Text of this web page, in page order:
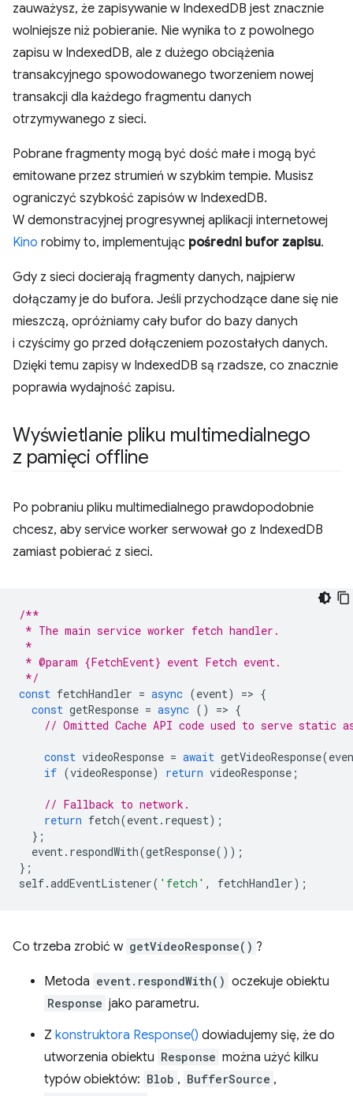
zauważysz, że zapisywanie w IndexedDB jest znacznie
wolniejsze niż pobieranie. Nie wynika to z powolnego
zapisu w IndexedDB, ale z dużego obciążenia
transakcyjnego spowodowanego tworzeniem nowej
transakcji dla każdego fragmentu danych
otrzymywanego z sieci.
Pobrane fragmenty mogą być dość małe i mogą być
emitowane przez strumień w szybkim tempie. Musisz
ograniczyć szybkość zapisów w IndexedDB.
W demonstracyjnej progresywnej aplikacji internetowej
Kino robimy to, implementując pośredni bufor zapisu.
Gdy z sieci docierają fragmenty danych, najpierw
dołączamy je do bufora. Jeśli przychodzące dane się nie
mieszczą, opróżniamy cały bufor do bazy danych
i czyścimy go przed dołączeniem pozostałych danych.
Dzięki temu zapisy w IndexedDB są rzadsze, co znacznie
poprawia wydajność zapisu.
Wyświetlanie pliku multimedialnego
z pamięci offline
Po pobraniu pliku multimedialnego prawdopodobnie
chcesz, aby service worker serwował go z IndexedDB
zamiast pobierać z sieci.
/**
* The main service worker fetch handler.
*
* @param {FetchEvent} event Fetch event.
*/
const fetchHandler = async (event) => {
const getResponse = async () => {
// Omitted Cache API code used to serve static
const videoResponse = await getVideoResponse(
if (videoResponse) return videoResponse ;
// Fallback to network.
return fetch(event. request);
};
event. respondWith(getResponse());
};
self.addEventListener( 'fetch' , fetchHandler);
Co trzeba zrobić w getVideoResponse() ?
Metoda event.respondWith() oczekuje obiektu
Response jako parametru.
Z konstruktora Response() dowiadujemy się, że do
utworzenia obiektu Response można użyć kilku
typów obiektów: Blob , BufferSource ,